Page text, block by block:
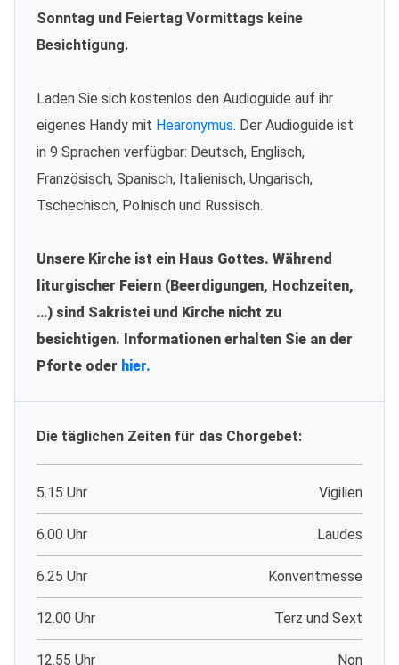
Sonntag und Feiertag Vormittags keine
Besichtigung.
Laden Sie sich kostenlos den Audioguide auf ihr
eigenes Handy mit Hearonymus. Der Audioguide ist
in 9 Sprachen verfügbar: Deutsch, Englisch,
Französisch, Spanisch, Italienisch, Ungarisch,
Tschechisch, Polnisch und Russisch.
Unsere Kirche ist ein Haus Gottes. Während
liturgischer Feiern (Beerdigungen, Hochzeiten,
…) sind Sakristei und Kirche nicht zu
besichtigen. Informationen erhalten Sie an der
Pforte oder hier.
Die täglichen Zeiten für das Chorgebet:
5.15 Uhr Vigilien
6.00 Uhr Laudes
6.25 Uhr Konventmesse
12.00 Uhr Terz und Sext
12.55 Uhr Non